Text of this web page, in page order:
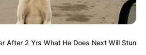
After 2 Yrs What He Does Next Will Stun